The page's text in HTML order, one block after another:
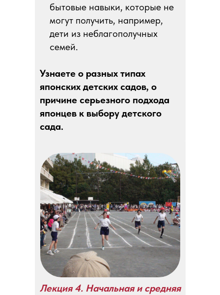
бытовые навыки, которые не
могут получить, например,
дети из неблагополучных
семей.
Узнаете о разных типах
японских детских садов, о
причине серьезного подхода
японцев к выбору детского
сада.
Лекция 4. Начальная и средняя